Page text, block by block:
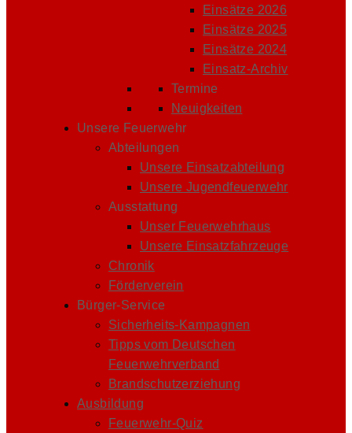
Einsätze 2026
Einsätze 2025
Einsätze 2024
Einsatz-Archiv
Termine
Neuigkeiten
Unsere Feuerwehr
Abteilungen
Unsere Einsatzabteilung
Unsere Jugendfeuerwehr
Ausstattung
Unser Feuerwehrhaus
Unsere Einsatzfahrzeuge
Chronik
Förderverein
Bürger-Service
Sicherheits-Kampagnen
Tipps vom Deutschen
Feuerwehrverband
Brandschutzerziehung
Ausbildung
Feuerwehr-Quiz